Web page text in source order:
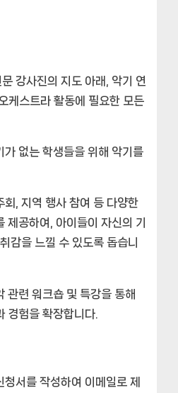
강사진의 지도 아래, 악기 연
케스트라 활동에 필요한 모든
가 없는 학생들을 위해 악기를
회, 지역 행사 참여 등 다양한
제공하여, 아이들이 자신의 기
감을 느낄 수 있도록 돕습니
관련 워크숍 및 특강을 통해
경험을 확장합니다.
서를 작성하여 이메일로 제